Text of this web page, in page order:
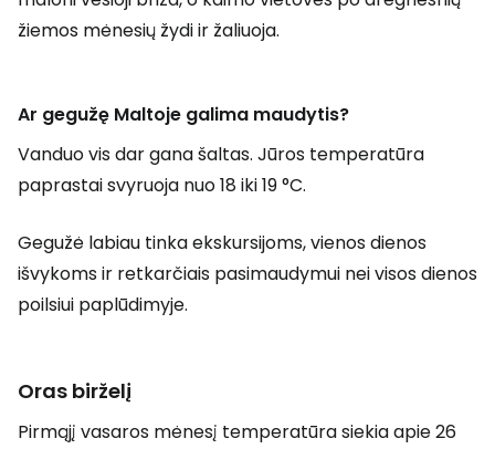
žiemos mėnesių žydi ir žaliuoja.
Ar gegužę Maltoje galima maudytis?
Vanduo vis dar gana šaltas. Jūros temperatūra
paprastai svyruoja nuo 18 iki 19 °C.
Gegužė labiau tinka ekskursijoms, vienos dienos
išvykoms ir retkarčiais pasimaudymui nei visos dienos
poilsiui paplūdimyje.
Oras birželį
Pirmąjį vasaros mėnesį temperatūra siekia apie 26